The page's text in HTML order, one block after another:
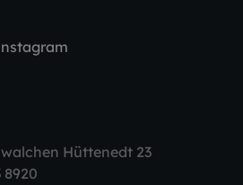
Hüttenedt 23
8920